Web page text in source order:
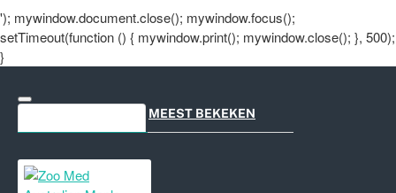
'); mywindow.document.close(); mywindow.focus();
setTimeout(function () { mywindow.print(); mywindow.close(); }, 500);
}
MEEST BEKEKEN